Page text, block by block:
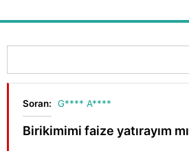
Soran: G**** A****
Birikimimi faize yatırayım mı